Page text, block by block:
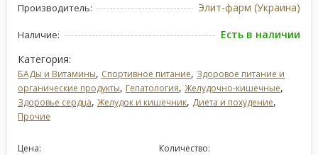
Производитель: Элит-фарм (Украина)
Наличие:
Есть в наличии
Категория:
БАДы и Витамины, Спортивное питание, Здоровое питание и
органические продукты, Гепатология, Желудочно-кишечные,
Здоровье сердца, Желудок и кишечник, Диета и похудение,
Прочие
Цена: Количество: